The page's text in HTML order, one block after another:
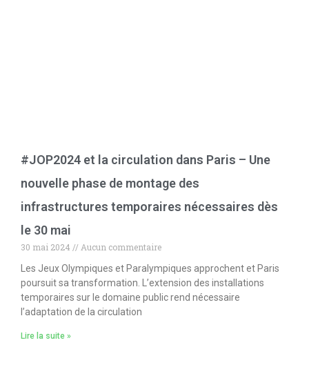
#JOP2024 et la circulation dans Paris – Une
nouvelle phase de montage des
infrastructures temporaires nécessaires dès
le 30 mai
30 mai 2024
Aucun commentaire
Les Jeux Olympiques et Paralympiques approchent et Paris
poursuit sa transformation. L’extension des installations
temporaires sur le domaine public rend nécessaire
l’adaptation de la circulation
Lire la suite »